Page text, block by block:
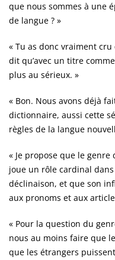
que nous sommes à une
de langue ? »
« Tu as donc vraiment
dit qu’avec un titre
plus au sérieux. »
« Bon. Nous avons déjà
dictionnaire, aussi cette
règles de la langue
« Je propose que le
joue un rôle cardinal
déclinaison, et que son
aux pronoms et aux
« Pour la question du
nous au moins faire que
que les étrangers